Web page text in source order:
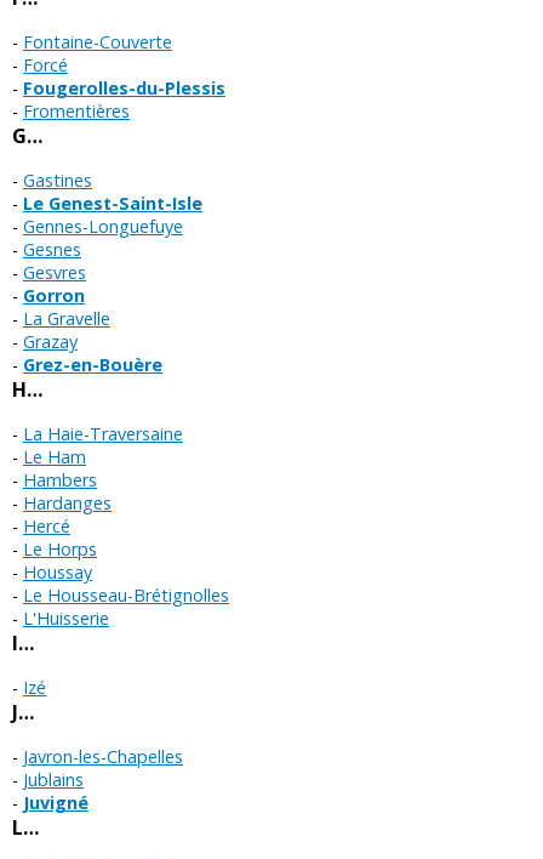
Fontaine-Couverte
Forcé
Fougerolles-du-Plessis
Fromentières
G…
Gastines
Le Genest-Saint-Isle
Gennes-Longuefuye
Gesnes
Gesvres
Gorron
La Gravelle
Grazay
Grez-en-Bouère
H…
La Haie-Traversaine
Le Ham
Hambers
Hardanges
Hercé
Le Horps
Houssay
Le Housseau-Brétignolles
L'Huisserie
I…
Izé
J…
Javron-les-Chapelles
Jublains
Juvigné
L…